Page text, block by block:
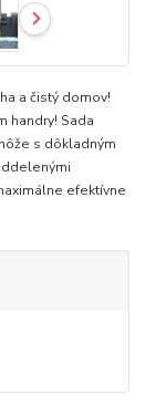
a čistý domov!
handry! Sada
s dôkladným
efektívne